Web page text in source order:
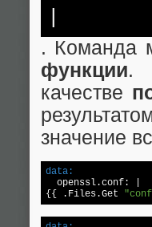
. Команда
функции.
качестве
значение
data:
openssl.conf: |
{{ .Files.Get